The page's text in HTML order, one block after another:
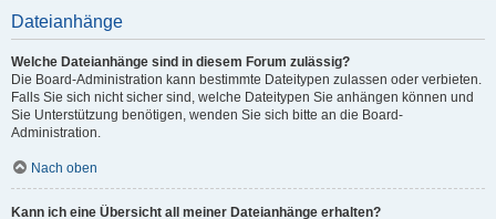
Dateianhänge
Welche Dateianhänge sind in diesem Forum zulässig?
Die Board-Administration kann bestimmte Dateitypen zulassen oder verbieten.
Falls Sie sich nicht sicher sind, welche Dateitypen Sie anhängen können und
Sie Unterstützung benötigen, wenden Sie sich bitte an die Board-
Administration.
Nach oben
Kann ich eine Übersicht all meiner Dateianhänge erhalten?